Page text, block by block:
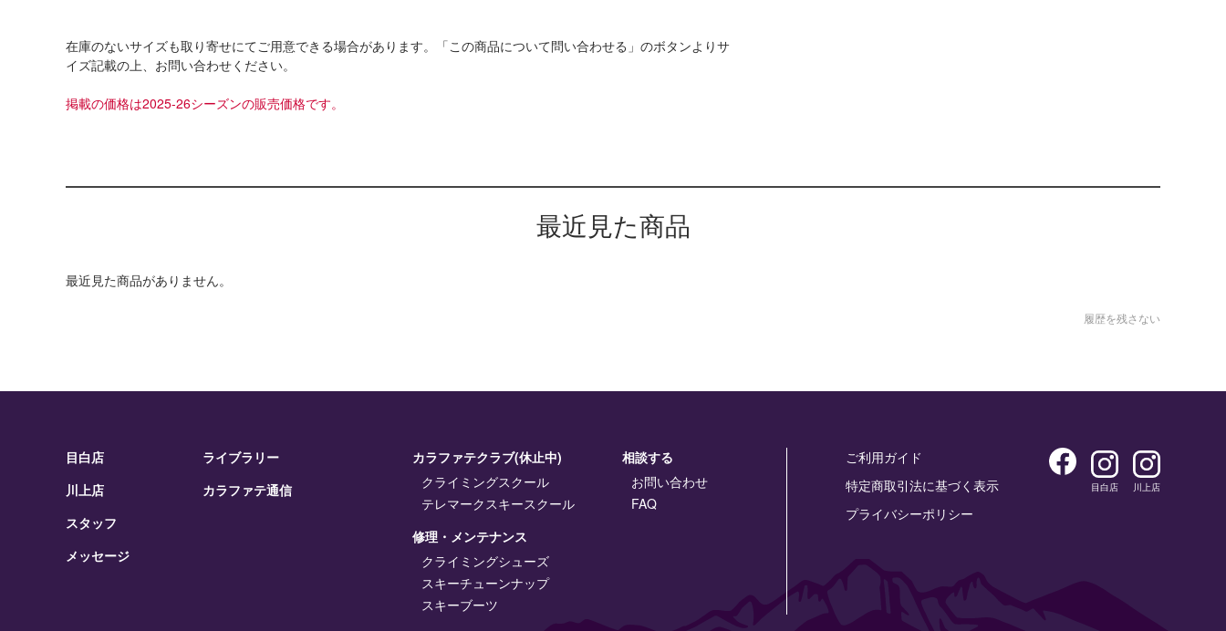
在庫のないサイズも取り寄せにてご用意できる場合があります。「この商品について問い合わせる」のボタンよりサ
イズ記載の上、お問い合わせください。
掲載の価格は2025-26シーズンの販売価格です。
最近見た商品
最近見た商品がありません。
履歴を残さない
目白店
川上店
スタッフ
メッセージ
ライブラリー
カラファテ通信
カラファテクラブ(休止中)
クライミングスクール
テレマークスキースクール
修理・メンテナンス
クライミングシューズ
スキーチューンナップ
スキーブーツ
相談する
お問い合わせ
FAQ
ご利用ガイド
特定商取引法に基づく表示
プライバシーポリシー
目白店 川上店